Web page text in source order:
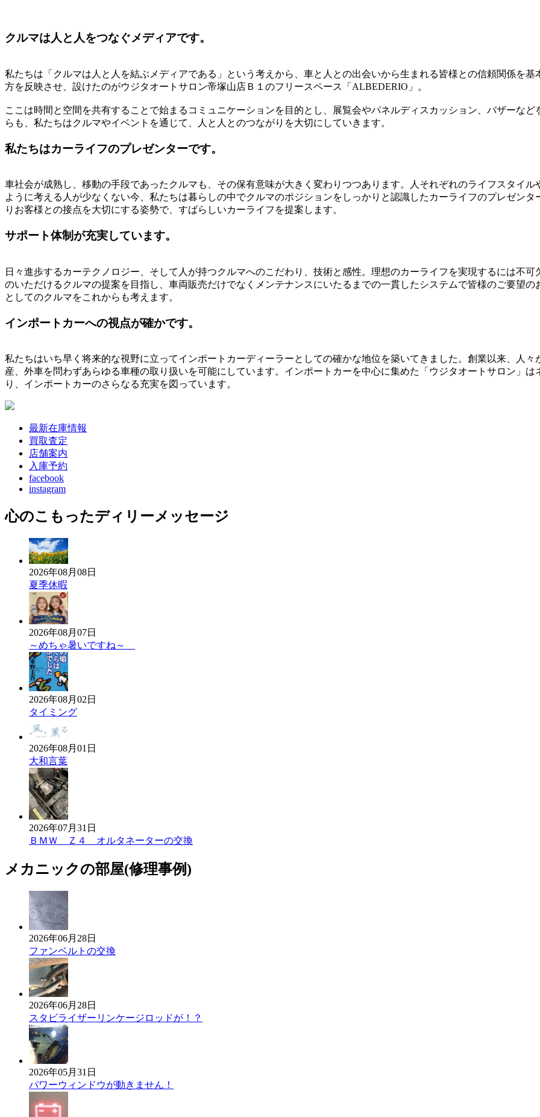
クルマは人と人をつなぐメディアです。
私たちは「クルマは人と人を結ぶメディアである」という考えから、車と人との出会いから生まれる皆様との信頼関係を
方を反映させ、設けたのがウジタオートサロン帝塚山店Ｂ１のフリースペース「ALBEDERIO」。
ここは時間と空間を共有することで始まるコミュニケーションを目的とし、展覧会やパネルディスカッション、バザーな
らも、私たちはクルマやイベントを通じて、人と人とのつながりを大切にしていきます。
私たちはカーライフのプレゼンターです。
車社会が成熟し、移動の手段であったクルマも、その保有意味が大きく変わりつつあります。人それぞれのライフスタイ
ように考える人が少なくない今、私たちは暮らしの中でクルマのポジションをしっかりと認識したカーライフのプレゼン
りお客様との接点を大切にする姿勢で、すばらしいカーライフを提案します。
サポート体制が充実しています。
日々進歩するカーテクノロジー、そして人が持つクルマへのこだわり、技術と感性。理想のカーライフを実現するには不
のいただけるクルマの提案を目指し、車両販売だけでなくメンテナンスにいたるまでの一貫したシステムで皆様のご要望
としてのクルマをこれからも考えます。
インポートカーへの視点が確かです。
私たちはいち早く将来的な視野に立ってインポートカーディーラーとしての確かな地位を築いてきました。創業以来、人
産、外車を問わずあらゆる車種の取り扱いを可能にしています。インポートカーを中心に集めた「ウジタオートサロン」
り、インポートカーのさらなる充実を図っています。
最新在庫情報
買取査定
店舗案内
入庫予約
facebook
instagram
心のこもったディリーメッセージ
2026年08月08日
夏季休暇
2026年08月07日
～めちゃ暑いですね～
2026年08月02日
タイミング
2026年08月01日
大和言葉
2026年07月31日
ＢＭＷ Ｚ４ オルタネーターの交換
メカニックの部屋(修理事例)
2026年06月28日
ファンベルトの交換
2026年06月28日
スタビライザーリンケージロッドが！？
2026年05月31日
パワーウィンドウが動きません！